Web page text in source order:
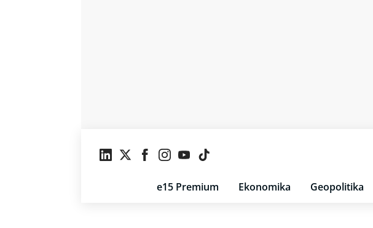
e15 Premium Ekonomika Geopolitika